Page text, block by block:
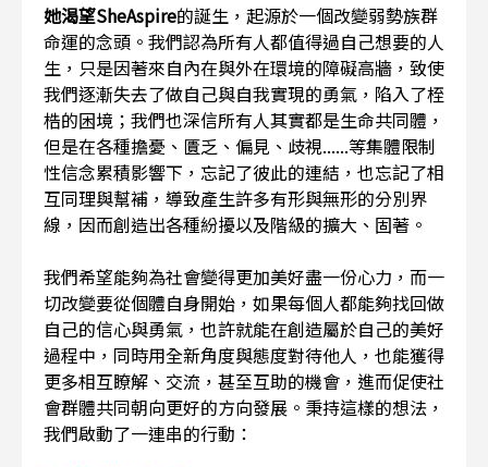
她渴望SheAspire的誕生，起源於一個改變弱勢族群
命運的念頭。我們認為所有人都值得過自己想要的人
生，只是因著來自內在與外在環境的障礙高牆，致使
我們逐漸失去了做自己與自我實現的勇氣，陷入了桎
梏的困境；我們也深信所有人其實都是生命共同體，
但是在各種擔憂、匱乏、偏見、歧視......等集體限制
性信念累積影響下，忘記了彼此的連結，也忘記了相
互同理與幫補，導致產生許多有形與無形的分別界
線，因而創造出各種紛擾以及階級的擴大、固著。
我們希望能夠為社會變得更加美好盡一份心力，而一
切改變要從個體自身開始，如果每個人都能夠找回做
自己的信心與勇氣，也許就能在創造屬於自己的美好
過程中，同時用全新角度與態度對待他人，也能獲得
更多相互瞭解、交流，甚至互助的機會，進而促使社
會群體共同朝向更好的方向發展。秉持這樣的想法，
我們啟動了一連串的行動：